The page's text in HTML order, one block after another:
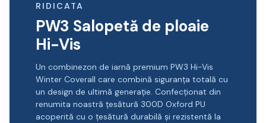
RIDICATA
PW3 Salopetă de ploaie
Hi-Vis
Un combinezon de iarnă premium PW3 Hi-Vis
Winter Coverall care combină siguranța totală cu
un design de ultimă generație. Confecționat din
renumita noastră țesătură 300D Oxford PU
acoperită cu o țesătură durabilă și rezistentă la